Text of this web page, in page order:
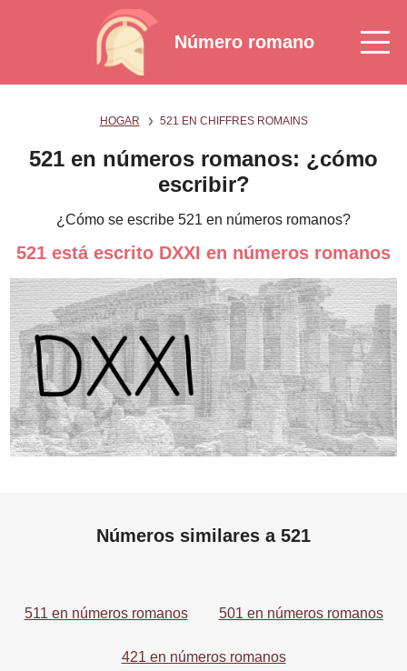
Número romano
HOGAR 521 EN CHIFFRES ROMAINS
521 en números romanos: ¿cómo
escribir?
¿Cómo se escribe 521 en números romanos?
521 está escrito DXXI en números romanos
Números similares a 521
511 en números romanos 501 en números romanos
421 en números romanos